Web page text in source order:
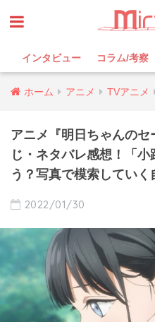
インタビュー コラム/考察
ホーム アニメ TVアニメ
アニメ『明日ちゃんの
じ・ネタバレ感想！「
う？写真で模索していく
2022/01/30